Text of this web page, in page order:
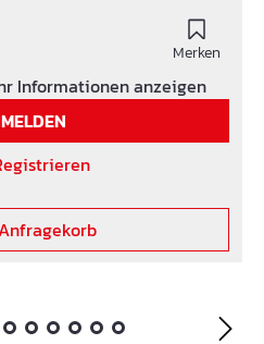
Merken
Informationen anzeigen